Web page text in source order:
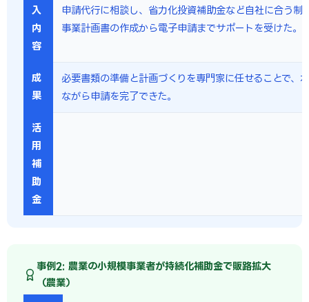
入
内
容
申請代行に相談し、省力化投資補助金など自社に合う制
事業計画書の作成から電子申請までサポートを受けた。
成
果
必要書類の準備と計画づくりを専門家に任せることで、
ながら申請を完了できた。
活
用
補
助
金
事例2: 農業の小規模事業者が持続化補助金で販路拡大
（農業）